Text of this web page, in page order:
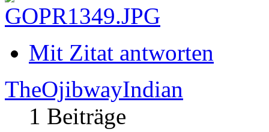
Mit Zitat antworten
TheOjibwayIndian
1 Beiträge